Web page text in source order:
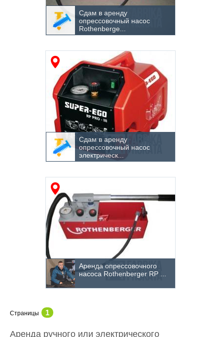
Сдам в аренду
опрессовочный насос
Rothenberge...
Сдам в аренду
опрессовочный насос
электрическ...
Аренда опрессовочного
насоса Rothenberger RP ...
Страницы 1
Аренда ручного или электрического